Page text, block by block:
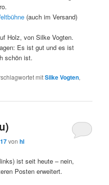
(auch im Versand)
Holz, von Silke Vogten.
Es ist gut und es ist
schön ist.
mitSilke Vogten,
vonhl
ist seit heute – nein,
Posten erweitert.